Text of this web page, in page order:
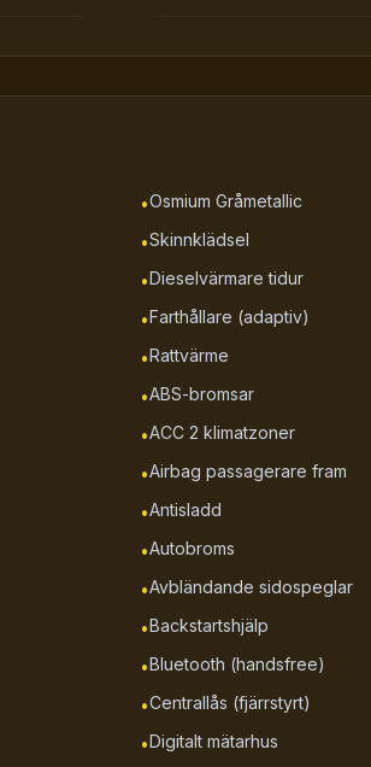
•Osmium Gråmetallic
•Skinnklädsel
•Dieselvärmare tidur
•Farthållare (adaptiv)
•Rattvärme
•ABS-bromsar
•ACC 2 klimatzoner
•Airbag passagerare fram
•Antisladd
•Autobroms
•Avbländande sidospeglar
•Backstartshjälp
•Bluetooth (handsfree)
•Centrallås (fjärrstyrt)
•Digitalt mätarhus